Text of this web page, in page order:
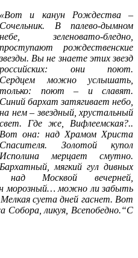
«Вот и канун Рождества –
Сочельник. В палево-дымном
небе, зеленовато-бледно,
проступают рождественские
звезды. Вы не знаете этих звезд
российских: они поют.
Сердцем можно услышать,
только: поют – и славят.
Синий бархат затягивает небо,
на нем – звездный, хрустальный
свет. Где же, Вифлеемская?..
Вот она: над Храмом Христа
Спасителя. Золотой купол
Исполина мерцает смутно.
Бархатный, мягкий гул дивных
над Москвой вечерней,
морозный… можно ли забыть
Мелкая суета дней гаснет. Вот
Собора, ликуя, Всепобедно.“С